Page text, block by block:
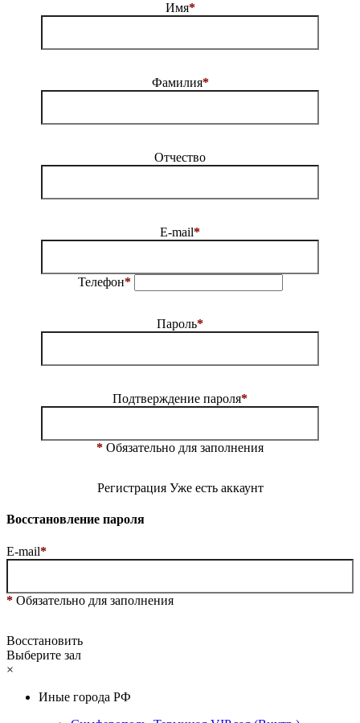
Имя*
Фамилия*
Отчество
E-mail*
Телефон*
Пароль*
Подтверждение пароля*
* Обязательно для заполнения
Регистрация Уже есть аккаунт
Восстановление пароля
E-mail*
* Обязательно для заполнения
Восстановить
Выберите зал
×
Иные города РФ